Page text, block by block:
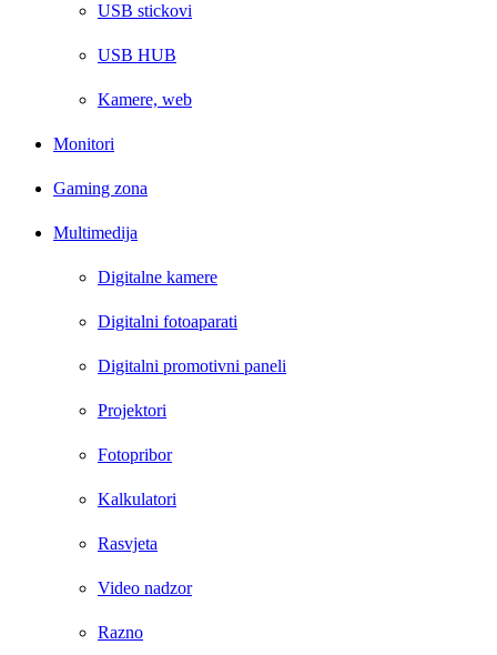
USB stickovi
USB HUB
Kamere, web
Monitori
Gaming zona
Multimedija
Digitalne kamere
Digitalni fotoaparati
Digitalni promotivni paneli
Projektori
Fotopribor
Kalkulatori
Rasvjeta
Video nadzor
Razno